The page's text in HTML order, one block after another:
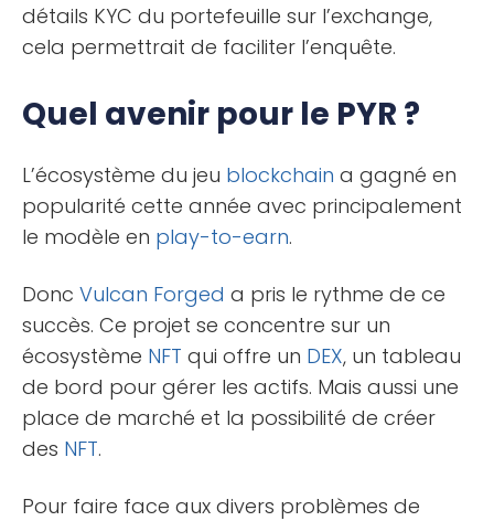
détails KYC du portefeuille sur l’exchange,
cela permettrait de faciliter l’enquête.
Quel avenir pour le PYR ?
L’écosystème du jeu blockchain a gagné en
popularité cette année avec principalement
le modèle en play-to-earn.
Donc Vulcan Forged a pris le rythme de ce
succès. Ce projet se concentre sur un
écosystème NFT qui offre un DEX, un tableau
de bord pour gérer les actifs. Mais aussi une
place de marché et la possibilité de créer
des NFT.
Pour faire face aux divers problèmes de